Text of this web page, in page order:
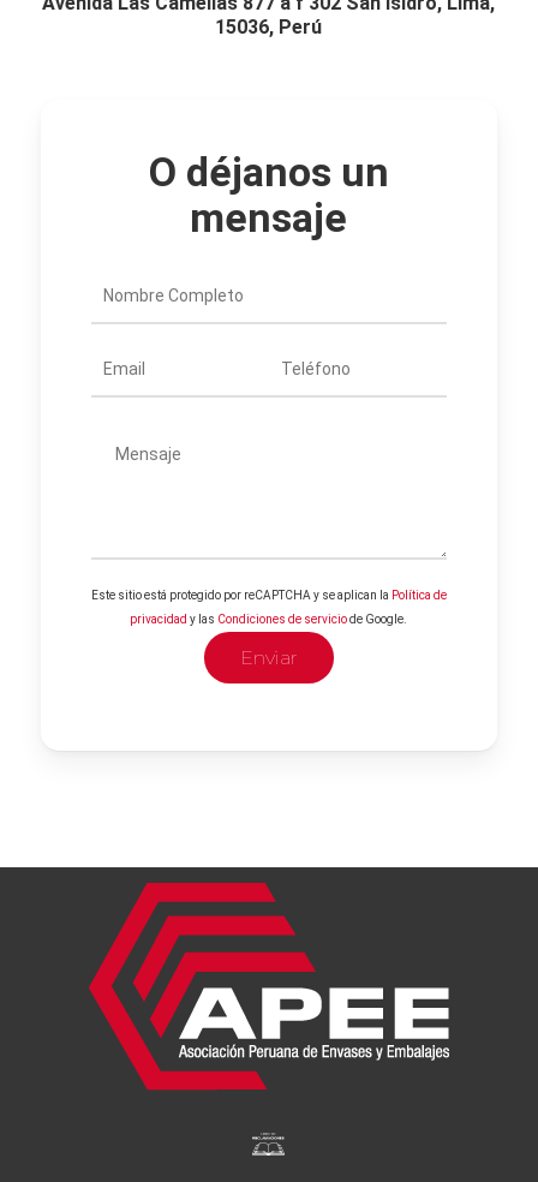
15036, Perú
O déjanos un
mensaje
Este sitio está protegido por reCAPTCHA y se aplican la Política de
privacidad y las Condiciones de serviciode Google.